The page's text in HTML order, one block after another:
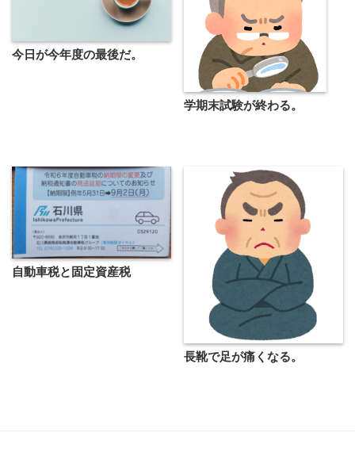
今日が今年度の最後だ。
学期末試験が終わる。
自動車税と固定資産税
長靴で足が痛くなる。